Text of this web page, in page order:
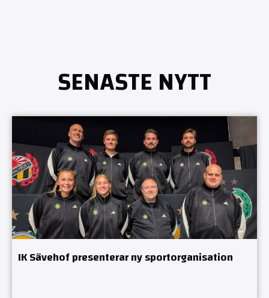
SENASTE NYTT
IK Sävehof presenterar ny sportorganisation